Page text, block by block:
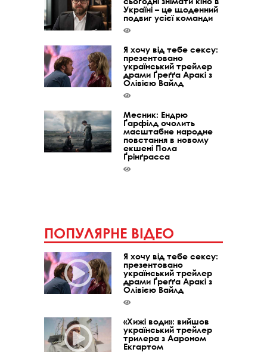
Україні – це щоденний
подвиг усієї команди
Я хочу від тебе сексу:
презентовано
український трейлер
драми Ґреґґа Аракі з
Олівією Вайлд
Месник: Ендрю
Ґарфілд очолить
масштабне народне
повстання в новому
екшені Пола
Ґрінґрасса
ПОПУЛЯРНЕ ВІДЕО
Я хочу від тебе сексу:
презентовано
український трейлер
драми Ґреґґа Аракі з
Олівією Вайлд
«Хижі води»: вийшов
український трейлер
трилера з Аароном
Екгартом